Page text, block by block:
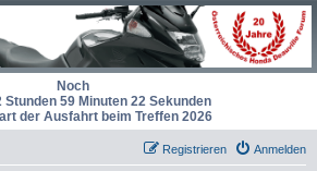
Noch
Stunden 59 Minuten 22 Sekunden
der Ausfahrt beim Treffen 2026
Anmelden
Registrieren